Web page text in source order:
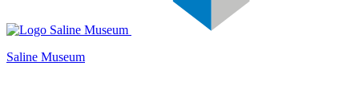
Saline Museum